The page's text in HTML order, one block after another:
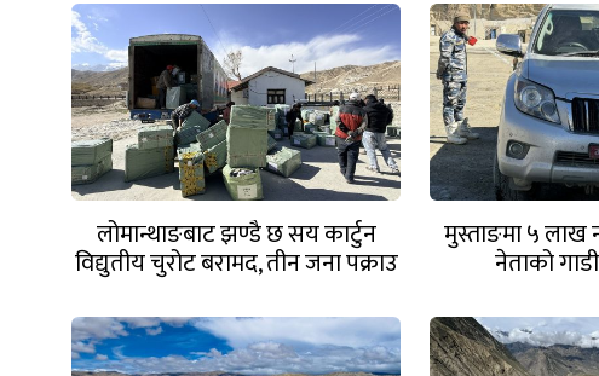
लोमान्थाङबाट झण्डै छ सय कार्टुन
विद्युतीय चुरोट बरामद, तीन जना पक्राउ
मुस्ताङमा ५
नेताको